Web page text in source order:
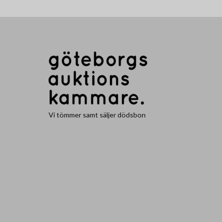
Vi tömmer samt säljer dödsbon